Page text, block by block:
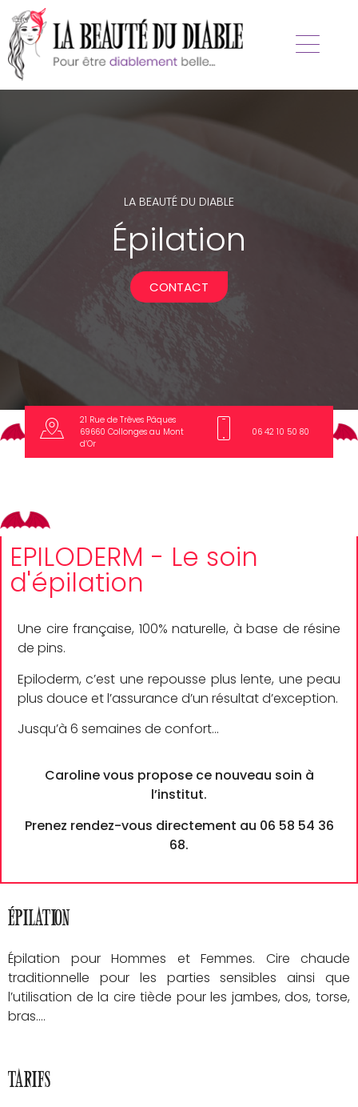
LA BEAUTÉ DU DIABLE
Épilation
CONTACT
21 Rue de Trêves Pâques
69660 Collonges au Mont
d’Or
06 42 10 50 80
EPILODERM - Le soin
d'épilation
Une cire française, 100% naturelle, à base de résine
de pins.
Epiloderm, c’est une repousse plus lente, une peau
plus douce et l’assurance d’un résultat d’exception.
Jusqu’à 6 semaines de confort…
Caroline vous propose ce nouveau soin à
l’institut.
Prenez rendez-vous directement au 06 58 54 36
68.
Épilation
Épilation pour Hommes et Femmes. Cire chaude
traditionnelle pour les parties sensibles ainsi que
l’utilisation de la cire tiède pour les jambes, dos, torse,
bras….
Tarifs